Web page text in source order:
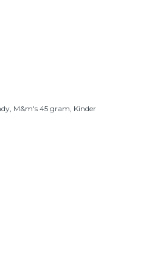
M&m's 45 gram, Kinder